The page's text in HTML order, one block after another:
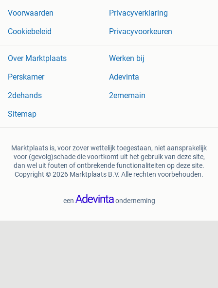
Voorwaarden
Privacyverklaring
Cookiebeleid
Privacyvoorkeuren
Over Marktplaats
Werken bij
Perskamer
Adevinta
2dehands
2ememain
Sitemap
Marktplaats is, voor zover wettelijk toegestaan, niet aansprakelijk
voor (gevolg)schade die voortkomt uit het gebruik van deze site,
dan wel uit fouten of ontbrekende functionaliteiten op deze site.
Copyright © 2026 Marktplaats B.V. Alle rechten voorbehouden.
een onderneming